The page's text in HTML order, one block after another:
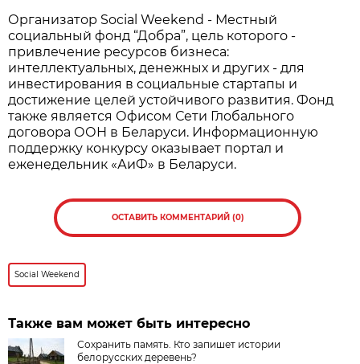
Организатор Social Weekend - Местный
социальный фонд “Добра”, цель которого -
привлечение ресурсов бизнеса:
интеллектуальных, денежных и других - для
инвестирования в социальные стартапы и
достижение целей устойчивого развития. Фонд
также является Офисом Сети Глобального
договора ООН в Беларуси. Информационную
поддержку конкурсу оказывает портал и
еженедельник «АиФ» в Беларуси.
ОСТАВИТЬ КОММЕНТАРИЙ (0)
Social Weekend
Также вам может быть интересно
Сохранить память. Кто запишет истории
белорусских деревень?